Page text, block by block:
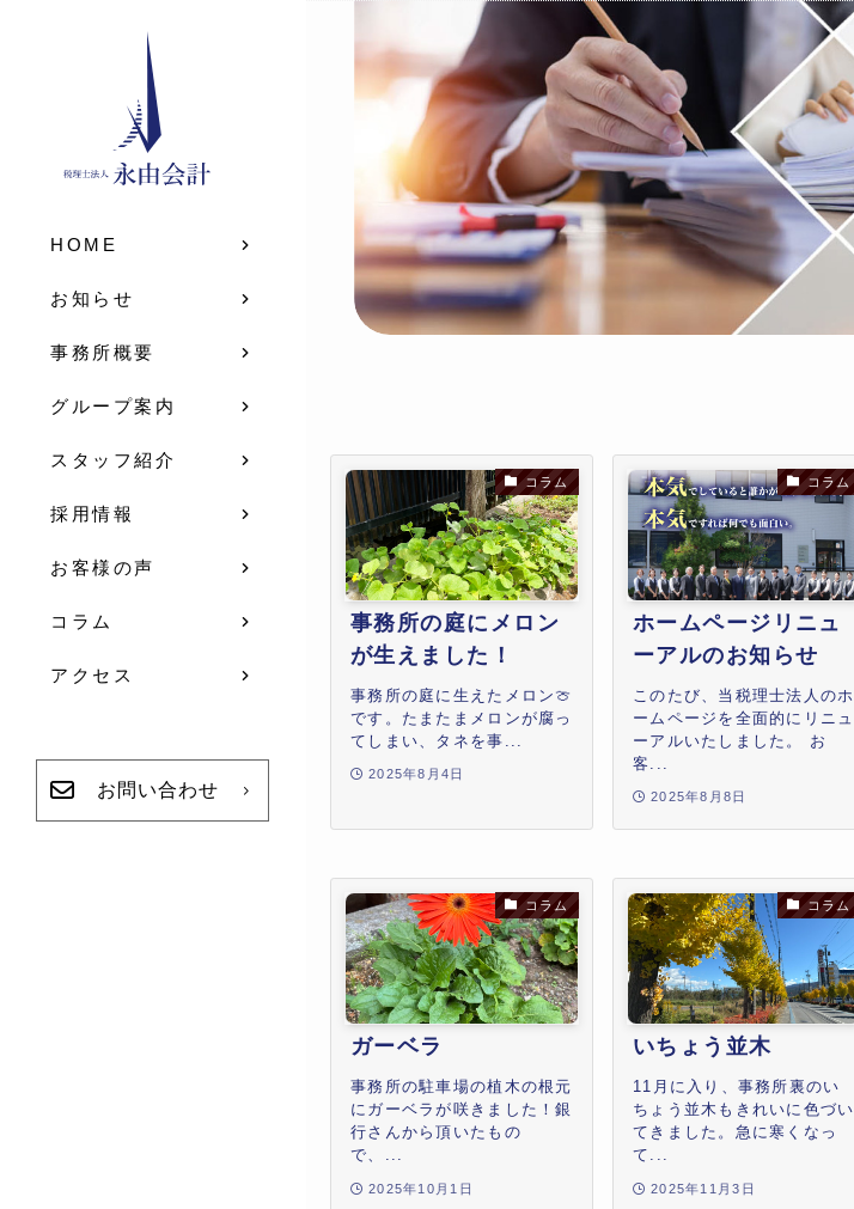
コラム
事務所の庭にメロン
が生えました！
事務所の庭に生えたメロン🍈
です。たまたまメロンが腐っ
てしまい、タネを事...
2025年8月4日
コラム
ホームページリニュ
ーアルのお知らせ
このたび、当税理士法人のホ
ームページを全面的にリニュ
ーアルいたしました。 お
客...
2025年8月8日
コラム
ガーベラ
事務所の駐車場の植木の根元
にガーベラが咲きました！銀
行さんから頂いたもの
で、...
2025年10月1日
コラム
いちょう並木
11月に入り、事務所裏のい
ちょう並木もきれいに色づい
てきました。急に寒くなっ
て...
2025年11月3日
HOME
お知らせ
事務所概要
グループ案内
スタッフ紹介
採用情報
お客様の声
コラム
アクセス
お問い合わせ